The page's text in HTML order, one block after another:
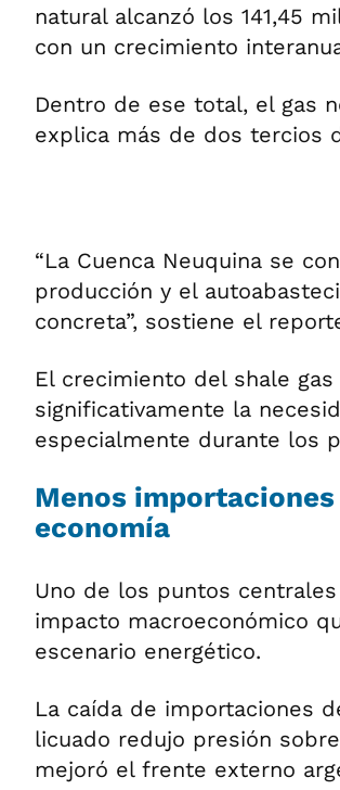
natural alcanzó los 141,45
con un crecimiento
Dentro de ese total, el gas
explica más de dos tercios
“La Cuenca Neuquina se
producción y el
concreta”, sostiene el
El crecimiento del shale
significativamente la
especialmente durante los
Menos
economía
Uno de los puntos
impacto macroeconómico
escenario energético.
La caída de importaciones
licuado redujo presión
mejoró el frente externo